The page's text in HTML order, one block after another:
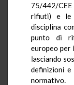
75/442/
rifiuti) e le
disciplina
punto di
europeo
lasciando
definizioni e
normativo.